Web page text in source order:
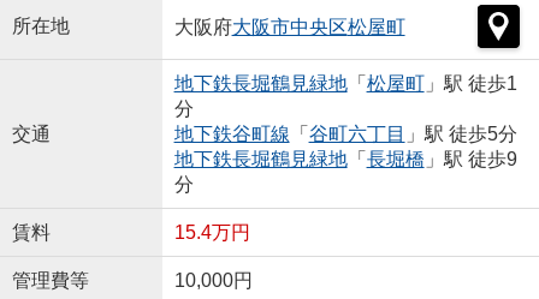
所在地 大阪府大阪市中央区松屋町
交通
地下鉄長堀鶴見緑地「 松屋町」駅 徒歩1
分
地下鉄谷町線 「 谷町六丁目 」駅 徒歩5分
地下鉄長堀鶴見緑地「 長堀橋 」駅 徒歩9
分
賃料 15.4万円
管理費等 10,000円